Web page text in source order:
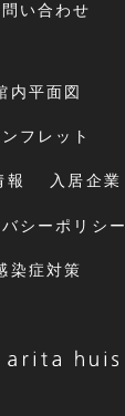
い合わせ
内平面図
フレット
報 入居企業
シーポリシー
染症対策